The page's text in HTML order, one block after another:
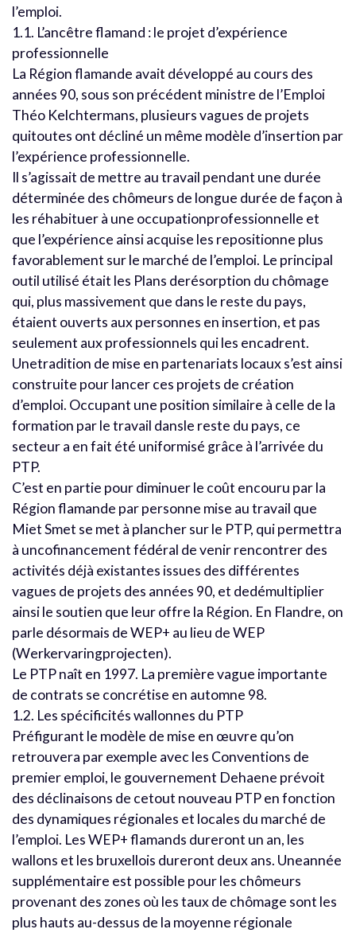
l’emploi.
1.1. L’ancêtre flamand : le projet d’expérience
professionnelle
La Région flamande avait développé au cours des
années 90, sous son précédent ministre de l’Emploi
Théo Kelchtermans, plusieurs vagues de projets
quitoutes ont décliné un même modèle d’insertion par
l’expérience professionnelle.
Il s’agissait de mettre au travail pendant une durée
déterminée des chômeurs de longue durée de façon à
les réhabituer à une occupationprofessionnelle et
que l’expérience ainsi acquise les repositionne plus
favorablement sur le marché de l’emploi. Le principal
outil utilisé était les Plans derésorption du chômage
qui, plus massivement que dans le reste du pays,
étaient ouverts aux personnes en insertion, et pas
seulement aux professionnels qui les encadrent.
Unetradition de mise en partenariats locaux s’est ainsi
construite pour lancer ces projets de création
d’emploi. Occupant une position similaire à celle de la
formation par le travail dansle reste du pays, ce
secteur a en fait été uniformisé grâce à l’arrivée du
PTP.
C’est en partie pour diminuer le coût encouru par la
Région flamande par personne mise au travail que
Miet Smet se met à plancher sur le PTP, qui permettra
à uncofinancement fédéral de venir rencontrer des
activités déjà existantes issues des différentes
vagues de projets des années 90, et dedémultiplier
ainsi le soutien que leur offre la Région. En Flandre, on
parle désormais de WEP+ au lieu de WEP
(Werkervaringprojecten).
Le PTP naît en 1997. La première vague importante
de contrats se concrétise en automne 98.
1.2. Les spécificités wallonnes du PTP
Préfigurant le modèle de mise en œuvre qu’on
retrouvera par exemple avec les Conventions de
premier emploi, le gouvernement Dehaene prévoit
des déclinaisons de cetout nouveau PTP en fonction
des dynamiques régionales et locales du marché de
l’emploi. Les WEP+ flamands dureront un an, les
wallons et les bruxellois dureront deux ans. Uneannée
supplémentaire est possible pour les chômeurs
provenant des zones où les taux de chômage sont les
plus hauts au-dessus de la moyenne régionale